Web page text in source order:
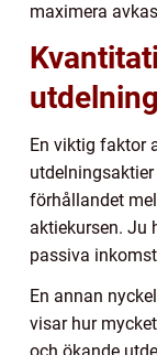
maximera
En viktig faktor
förhållandet
aktiekursen. Ju
passiva
En annan
visar hur